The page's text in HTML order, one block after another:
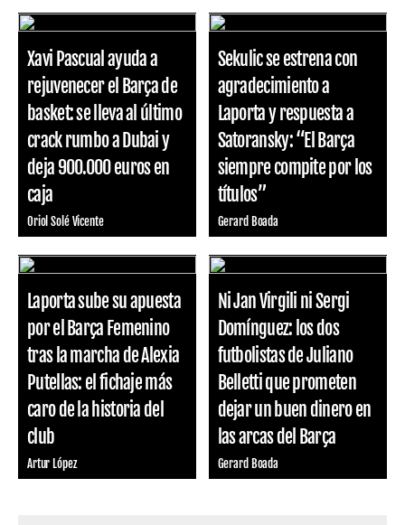
Xavi Pascual ayuda a
rejuvenecer el Barça de
basket: se lleva al último
crack rumbo a Dubai y
deja 900.000 euros en
caja
Oriol Solé Vicente
Sekulic se estrena con
agradecimiento a
Laporta y respuesta a
Satoransky: “El Barça
siempre compite por los
títulos”
Gerard Boada
Laporta sube su apuesta
por el Barça Femenino
tras la marcha de Alexia
Putellas: el fichaje más
caro de la historia del
club
Artur López
Ni Jan Virgili ni Sergi
Domínguez: los dos
futbolistas de Juliano
Belletti que prometen
dejar un buen dinero en
las arcas del Barça
Gerard Boada